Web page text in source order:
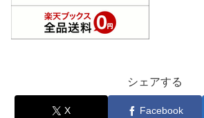
シェアする
X Facebook